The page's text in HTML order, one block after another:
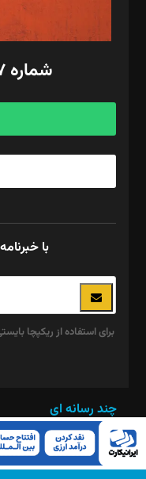
مد‌یر توسعه تجاری: کامبیز برید‌
امور مالی: شاپور رهبری،
آگهی و مشترکین: ۰۹۱۹۹۹۹۰۴۵۴
شماره ۱۴۷ - مرداد ۱۴۰۵
با
قسمت
نباید
چند رسانه ای
پیوست